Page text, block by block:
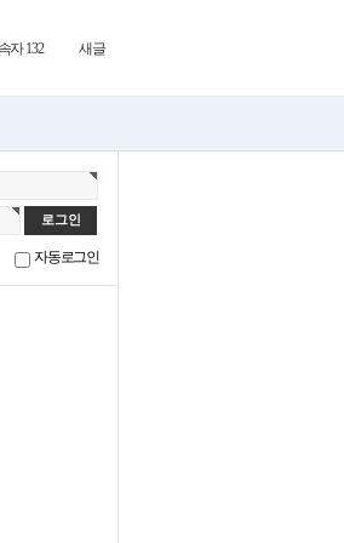
자 132 새글
자동로그인